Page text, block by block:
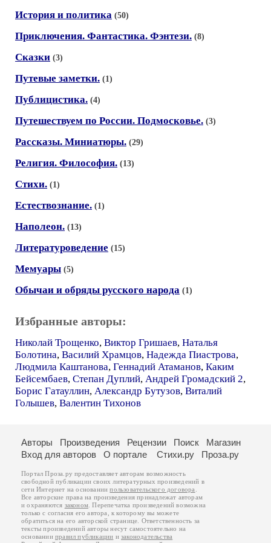
История и политика (50)
Приключения. Фантастика. Фэнтези. (8)
Сказки (3)
Путевые заметки. (1)
Публицистика. (4)
Путешествуем по России. Подмосковье. (3)
Рассказы. Миниатюры. (29)
Религия. Философия. (13)
Стихи. (1)
Естествознание. (1)
Наполеон. (13)
Литературоведение (15)
Мемуары (5)
Обычаи и обряды русского народа (1)
Избранные авторы:
Николай Трощенко, Виктор Гришаев, Наталья
Болотина, Василий Храмцов, Надежда Пиастрова,
Людмила Каштанова, Геннадий Атаманов, Каким
Бейсембаев, Степан Дуплий, Андрей Громадский 2,
Борис Гатауллин, Александр Бутузов, Виталий
Голышев, Валентин Тихонов
Авторы Произведения Рецензии Поиск
Магазин
Вход для авторов
О портале Стихи.ру Проза.ру
Портал Проза.ру предоставляет авторам возможность
свободной публикации своих литературных произведений в
сети Интернет на основаниипользовательского договора
Все авторские права на произведения принадлежат авторам
и охраняются законом . Перепечатка произведений возможна
только с согласия его автора, к которому вы можете
обратиться на его авторской странице. Ответственность за
тексты произведений авторы несут самостоятельно на
основанииправил публикации изаконодательства